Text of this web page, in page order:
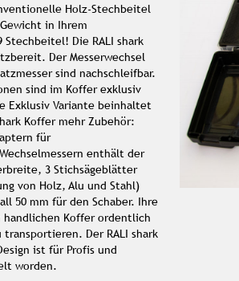
Holz-Stechbeitel
in Ihrem
Die RALI shark
Der Messerwechsel
sind nachschleifbar.
sind im Koffer exklusiv
Exklusiv Variante beinhaltet
Koffer mehr Zubehör:
für
enthält der
3 Stichsägeblätter
von Holz, Alu und Stahl)
50 mm für den Schaber. Ihre
handlichen Koffer ordentlich
Der RALI shark
ist für Profis und
worden.